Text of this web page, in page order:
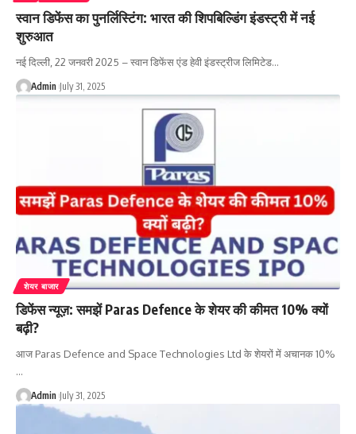
स्वान डिफेंस का पुनर्लिस्टिंग: भारत की शिपबिल्डिंग इंडस्ट्री में नई
शुरुआत
नई दिल्ली, 22 जनवरी 2025 – स्वान डिफेंस एंड हेवी इंडस्ट्रीज लिमिटेड…
Admin July 31, 2025
शेयर बाजार
डिफेंस न्यूज़: समझें Paras Defence के शेयर की कीमत 10% क्यों
बढ़ी?
आज Paras Defence and Space Technologies Ltd के शेयरों में अचानक 10%
…
Admin July 31, 2025